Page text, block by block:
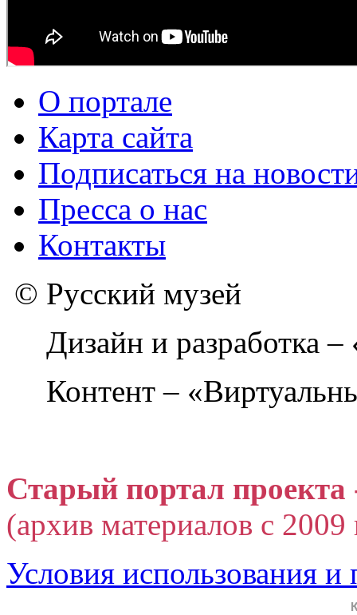
О портале
Карта сайта
Подписаться на
Пресса о нас
Контакты
© Русский музей
Дизайн и разработка
Контент –
Старый портал
(архив материалов с
Условия использования